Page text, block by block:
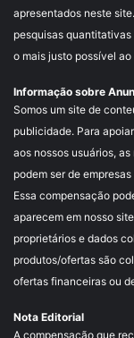
apresentados neste
pesquisas
o mais justo possível
Informação sobre
Somos um site de
publicidade. Para
aos nossos usuários,
podem ser de
Essa compensação
aparecem em nosso
proprietários e dados
produtos/ofertas são
ofertas financeiras ou
Nota Editorial
A compensação que